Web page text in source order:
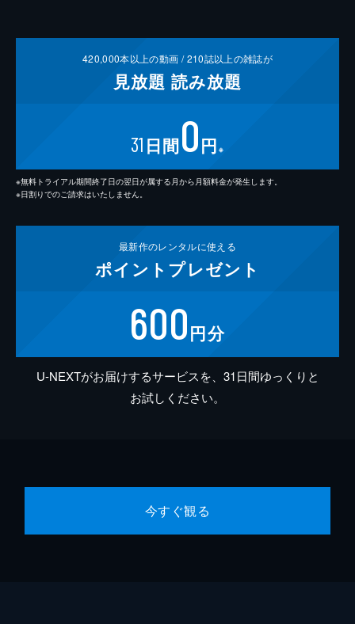
420,000本以上の動画 /210誌以上の雑誌が
見放題 読み放題
31 日間0円 ※
※無料トライアル期間終了日の翌日が属する月から月額料金が発生します。
※日割りでのご請求はいたしません。
最新作のレンタルに使える
ポイント プレゼント
600円分
U-NEXTがお届けするサービスを、31日間ゆっくりと
お試しください。
今すぐ観る